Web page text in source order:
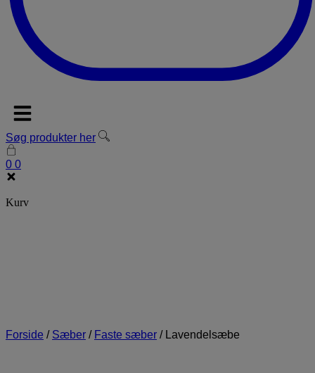
Søg produkter her
0 0
Kurv
Forside / Sæber / Faste sæber / Lavendelsæbe